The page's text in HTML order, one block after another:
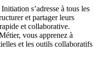
s’adresse à tous les
et partager leurs
et collaborative.
vous apprenez à
et les outils collaboratifs